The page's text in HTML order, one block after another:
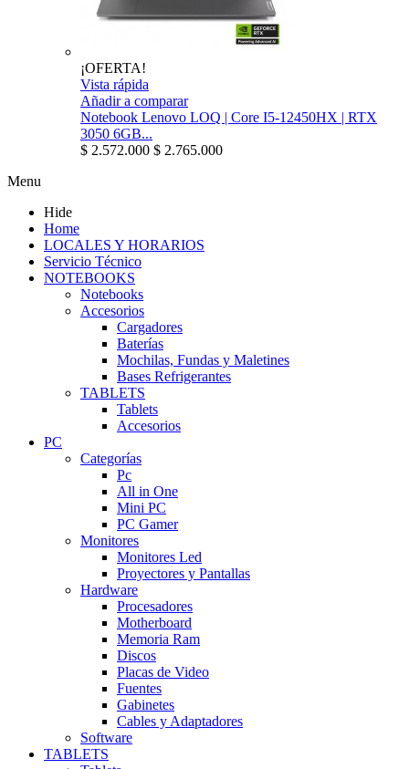
¡OFERTA!
Vista rápida
Añadir a comparar
Notebook Lenovo LOQ | Core I5-12450HX | RTX
3050 6GB...
$ 2.572.000 $ 2.765.000
Menu
Hide
Home
LOCALES Y HORARIOS
Servicio Técnico
NOTEBOOKS
Notebooks
Accesorios
Cargadores
Baterías
Mochilas, Fundas y Maletines
Bases Refrigerantes
TABLETS
Tablets
Accesorios
PC
Categorías
Pc
All in One
Mini PC
PC Gamer
Monitores
Monitores Led
Proyectores y Pantallas
Hardware
Procesadores
Motherboard
Memoria Ram
Discos
Placas de Video
Fuentes
Gabinetes
Cables y Adaptadores
Software
TABLETS